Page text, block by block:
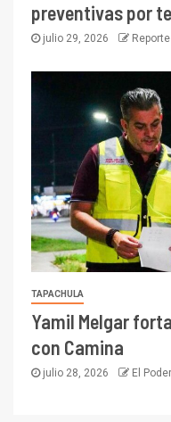
preventivas por
julio 29, 2026
TAPACHULA
Yamil Melgar
con Camina
julio 28, 2026 El